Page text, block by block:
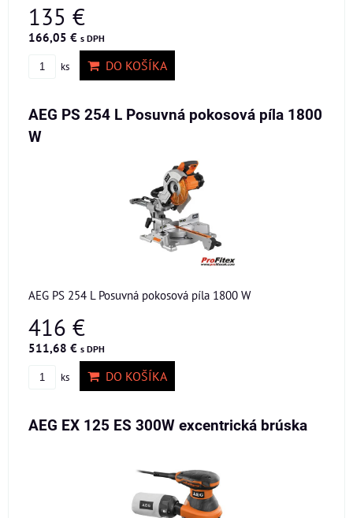
135 €
166,05 € s DPH
ks DO KOŠÍKA
AEG PS 254 L Posuvná pokosová píla 1800
W
AEG PS 254 L Posuvná pokosová píla 1800 W
416 €
511,68 € s DPH
ks DO KOŠÍKA
AEG EX 125 ES 300W excentrická brúska